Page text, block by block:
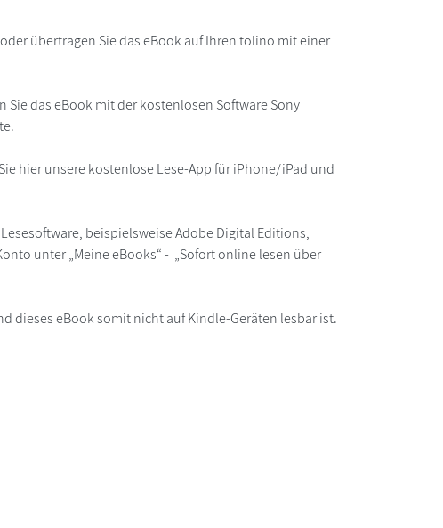
übertragen Sie das eBook auf Ihren tolino mit einer
das eBook mit der kostenlosen Software Sony
hier unsere kostenlose Lese-App für iPhone/iPad und
beispielsweise Adobe Digital Editions,
unter „Meine eBooks“ - „Sofort online lesen über
dieses eBook somit nicht auf Kindle-Geräten lesbar ist.